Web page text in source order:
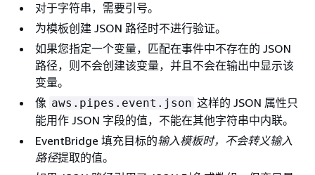
对于字符串，需要引号。
为模板创建 JSON 路径时不进行验证。
如果您指定一个变量，匹配在事件中不存在的 JSON
路径，则不会创建该变量，并且不会在输出中显示该
变量。
像 aws.pipes.event.json 这样的 JSON 属性只
能用作 JSON 字段的值，不能在其他字符串中内联。
EventBridge 填充目标的输入模板时，不会转义输入
路径提取的值。